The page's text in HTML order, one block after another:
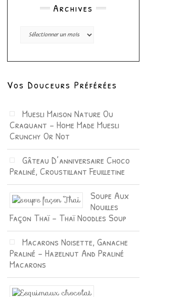
Archives
Archives
Vos Douceurs Préférées
Muesli Maison Nature Ou
Craquant – Home Made Muesli
Crunchy Or Not
Gâteau D’anniversaire Choco
Praliné, Croustillant Feuilletine
Soupe Aux
Nouilles
Façon Thaï – Thaï Noodles Soup
Macarons Noisette, Ganache
Praliné – Hazelnut And Praliné
Macarons